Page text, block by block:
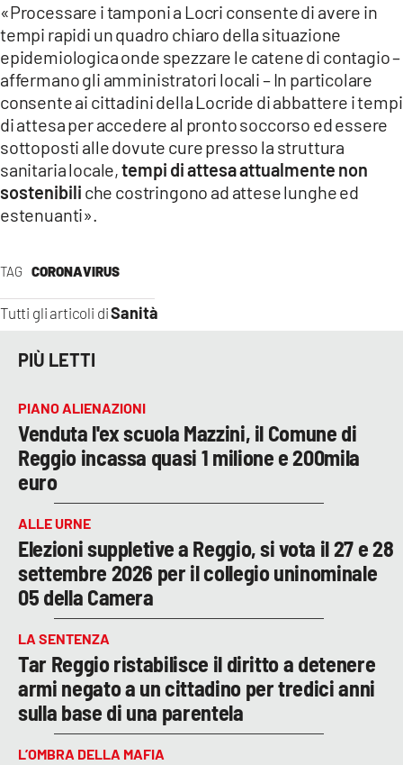
CATANZAROCHANNEL.IT
LACAPITALENEWS.IT
App
ANDROID
APPLE
TAG CORONAVIRUS
Tutti gli articoli diSanità
«Processare i tamponi a Locri consente di avere in
tempi rapidi un quadro chiaro della situazione
epidemiologica onde spezzare le catene di contagio –
affermano gli amministratori locali – In particolare
consente ai cittadini della Locride di abbattere i tempi
di attesa per accedere al pronto soccorso ed essere
sottoposti alle dovute cure presso la struttura
sanitaria locale,tempi di attesa attualmente non
sostenibili che costringono ad attese lunghe ed
estenuanti».
PIÙ LETTI
PIANO ALIENAZIONI
Venduta l'ex scuola Mazzini, il Comune di
Reggio incassa quasi 1 milione e 200mila
euro
ALLE URNE
Elezioni suppletive a Reggio, si vota il 27 e 28
settembre 2026 per il collegio uninominale
05 della Camera
LA SENTENZA
Tar Reggio ristabilisce il diritto a detenere
armi negato a un cittadino per tredici anni
sulla base di una parentela
L’OMBRA DELLA MAFIA